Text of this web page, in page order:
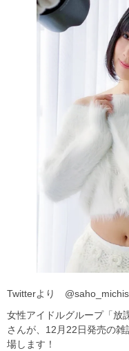
Twitterより
女性アイドルグループ「放
さんが、12月22日発売の
場します！